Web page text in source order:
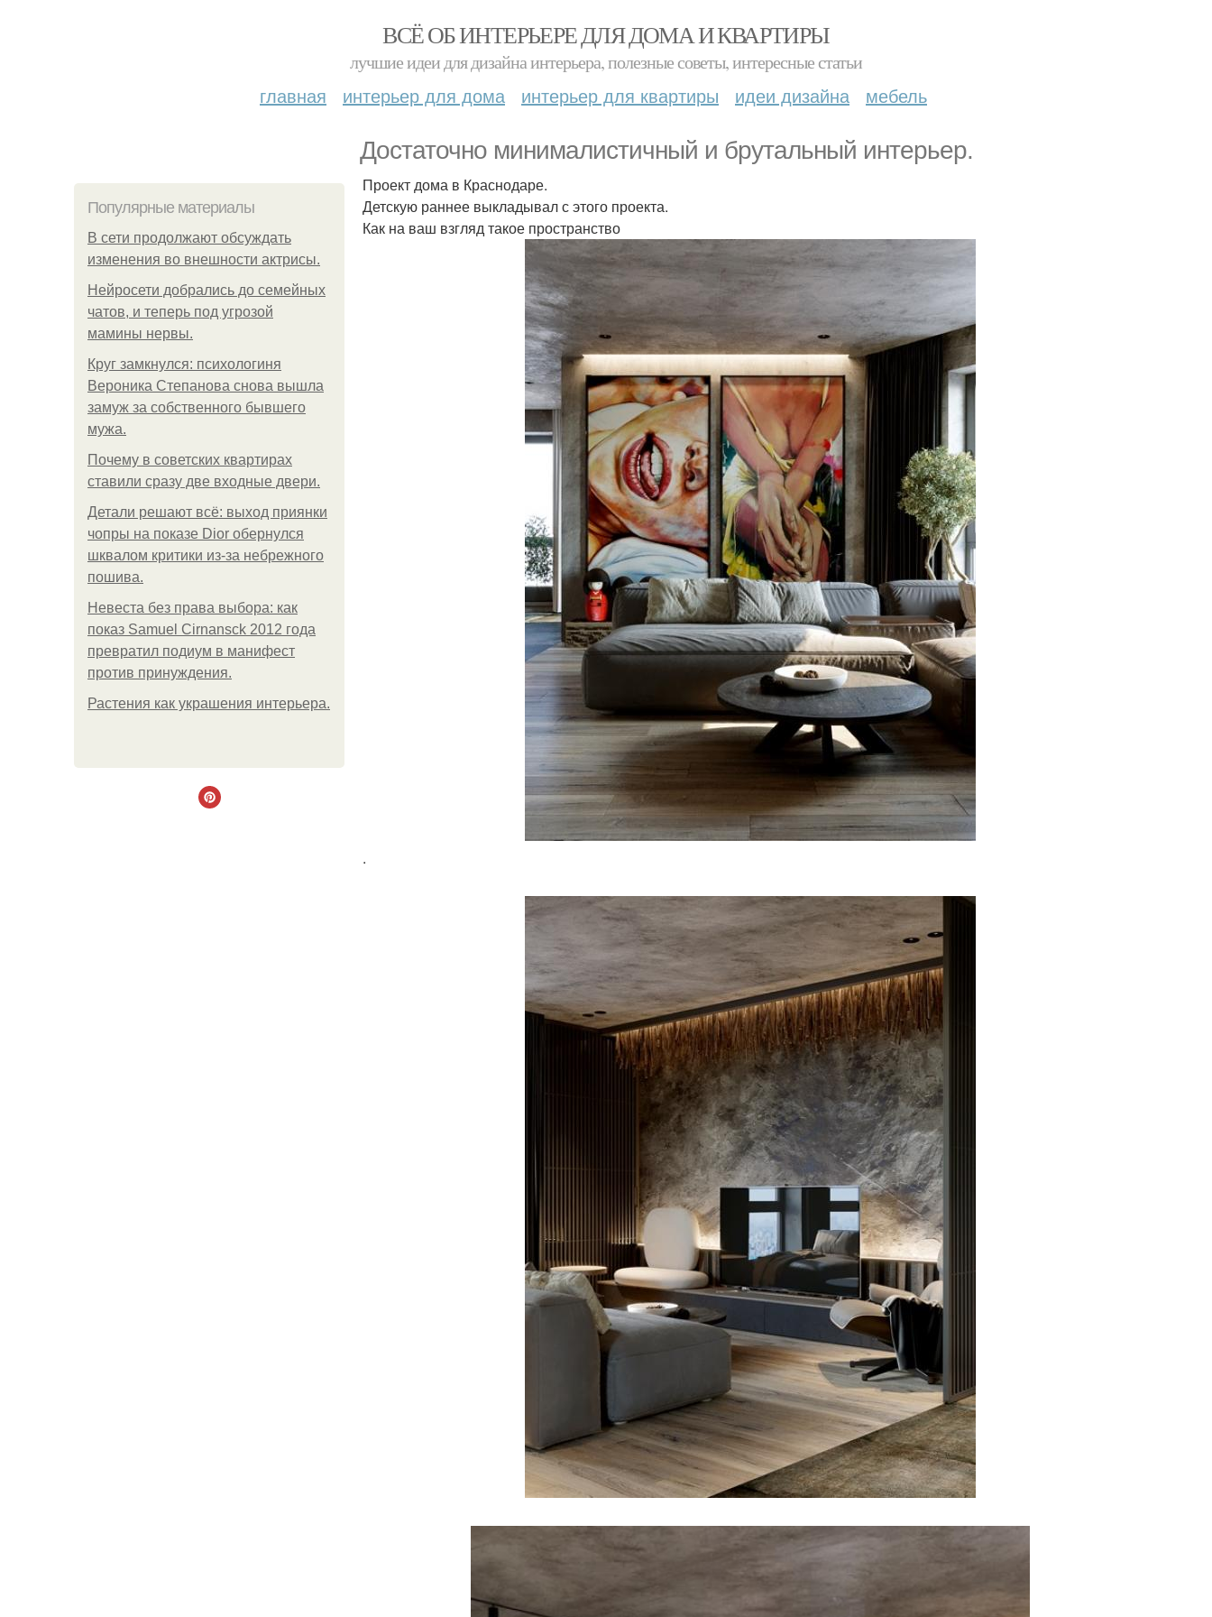
ВСЁ ОБ ИНТЕРЬЕРЕ ДЛЯ ДОМА И КВАРТИРЫ
лучшие идеи для дизайна интерьера, полезные советы, интересные статьи
главная интерьер для дома интерьер для квартиры идеи дизайна мебель
Достаточно минималистичный и брутальный интерьер.
Популярные материалы
В сети продолжают обсуждать
изменения во внешности актрисы.
Нейросети добрались до семейных
чатов, и теперь под угрозой
мамины нервы.
Круг замкнулся: психологиня
Вероника Степанова снова вышла
замуж за собственного бывшего
мужа.
Почему в советских квартирах
ставили сразу две входные двери.
Детали решают всё: выход приянки
чопры на показе Dior обернулся
шквалом критики из-за небрежного
пошива.
Невеста без права выбора: как
показ Samuel Cirnansck 2012 года
превратил подиум в манифест
против принуждения.
Растения как украшения интерьера.
Проект дома в Краснодаре.
Детскую раннее выкладывал с этого проекта.
Как на ваш взгляд такое пространство
.